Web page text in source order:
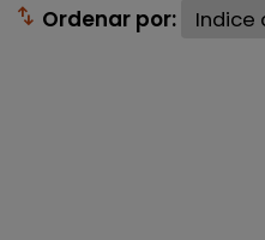
swap_vert Ordenar por: